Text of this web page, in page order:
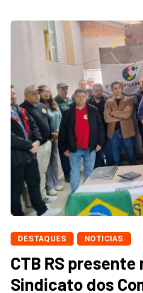
DESTAQUES NOTICIAS
CTB RS
Sindicato dos